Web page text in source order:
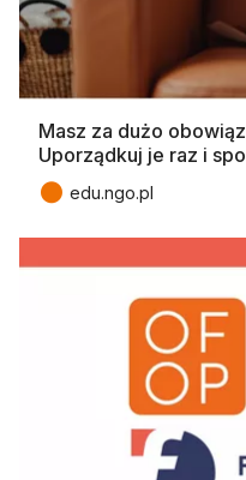
Masz za dużo
Uporządkuj je raz i
● edu.ngo.pl